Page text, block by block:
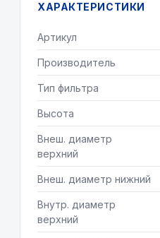
ХАРАКТЕРИСТИКИ
Артикул
Производитель
Тип фильтра
Высота
Внеш. диаметр
верхний
Внеш. диаметр нижний
Внутр. диаметр
верхний